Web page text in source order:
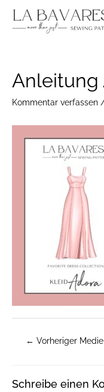
Inhalt
Anleitung
Kommentar verfassen
navigation
← Vorheriger
Schreibe einen